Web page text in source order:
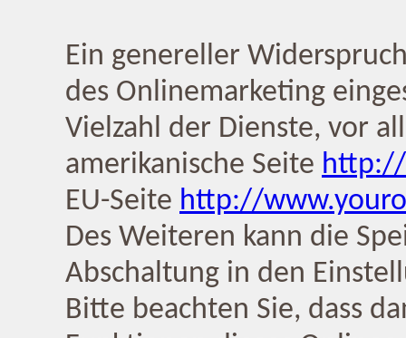
Ein genereller
des Onlinemarketing
Vielzahl der Dienste, vor
amerikanische Seite http://
EU-Seite http://
Des Weiteren kann die
Abschaltung in den
Bitte beachten Sie, dass